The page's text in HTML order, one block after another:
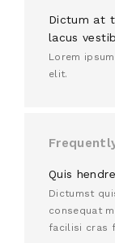
Dictum at
lacus
Lorem
elit.
Quis
Dictumst
consequat
facilisi cras